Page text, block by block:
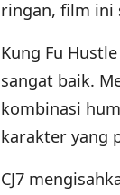
ringan, film ini
Kung Fu
sangat baik.
kombinasi
karakter yang
CJ7